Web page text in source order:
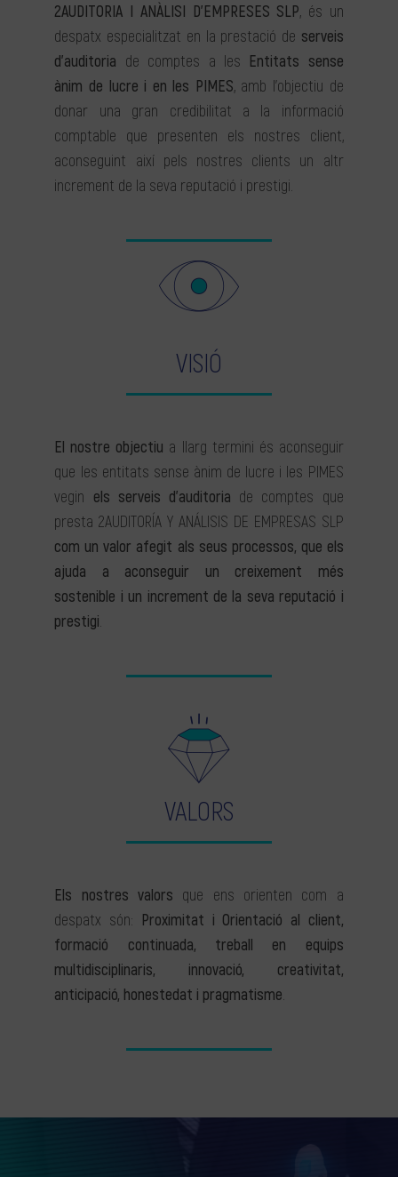
2AUDITORIA I ANÀLISI D’EMPRESES SLP, és un
despatx especialitzat en la prestació de serveis
d’auditoria de comptes a les Entitats sense
ànim de lucre i en les PIMES, amb l’objectiu de
donar una gran credibilitat a la informació
comptable que presenten els nostres client,
aconseguint així pels nostres clients un altr
increment de la seva reputació i prestigi.
VISIÓ
El nostre objectiu a llarg termini és aconseguir
que les entitats sense ànim de lucre i les PIMES
vegin els serveis d’auditoria de comptes que
presta 2AUDITORÍA Y ANÁLISIS DE EMPRESAS SLP
com un valor afegit als seus processos, que els
ajuda a aconseguir un creixement més
sostenible i un increment de la seva reputació i
prestigi.
VALORS
Els nostres valors que ens orienten com a
despatx són: Proximitat i Orientació al client,
formació continuada, treball en equips
multidisciplinaris, innovació, creativitat,
anticipació, honestedat i pragmatisme.